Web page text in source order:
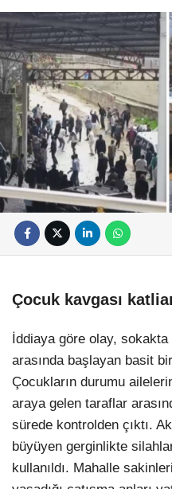
Çocuk kavgası
İddiaya göre olay,
arasında başlayan basit
Çocukların durumu
araya gelen taraflar
sürede kontrolden çıktı.
büyüyen gerginlikte
kullanıldı. Mahalle